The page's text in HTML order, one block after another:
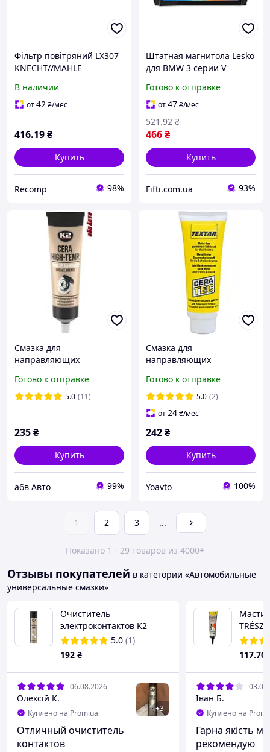
Фільтр повітряний LX307
KNECHT//MAHLE
В наличии
от42₴/мес
416.19₴
Купить
Recomp 98%
Штатная магнитола Lesko
для BMW 3 серии V
2010 экран 9" 4/64Gb
CarPlay 4G Wi-Fi GPS
Готово к отправке
от47₴/мес
466₴
521.92 ₴
Купить
Fifti.com.ua 93%
Смазка для
направляющих
ходового авто К2 CERA
100мл B408N
Готово к отправке
5.0 (11)
235₴
Купить
абв Авто 99%
Смазка для
направляющих
Tec 75мл
Готово к отправке
5.0 (2)
от24₴/мес
242₴
Купить
Yoavto 100%
1 2 3 ...
Показано 1 - 29 товаров из 4000+
Отзывы покупателей в категории «Автомобильные
универсальные смазки»
Очиститель
электроконтактов K2
CONTACT SPRAY (600 мл)
W1256
5.0 (1)
192 ₴
06.08.2026
Олексій К.
Куплено на Prom.ua +3
Отличный очиститель
контактов
117.70
Іван Б.
Куплено на
Гарна якість
рекомендую